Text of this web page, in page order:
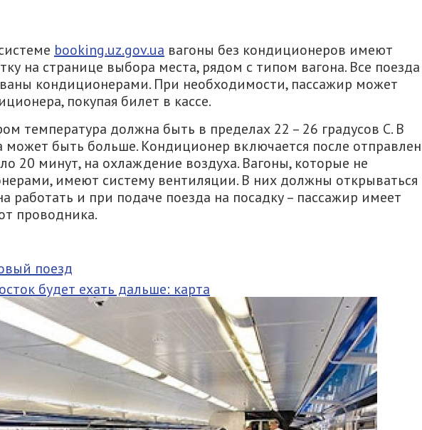
booking.uz.gov.ua вагоны без кондиционеров имеют
на странице выбора места, рядом с типом вагона. Все поезда
кондиционерами. При необходимости, пассажир может
покупая билет в кассе.
температура должна быть в пределах 22 – 26 градусов C. В
может быть больше. Кондиционер включается после
20 минут, на охлаждение воздуха. Вагоны, которые не
имеют систему вентиляции. В них должны открываться
работать и при подаче поезда на посадку – пассажир имеет
проводника.
поезд
будет ехать дальше: карта